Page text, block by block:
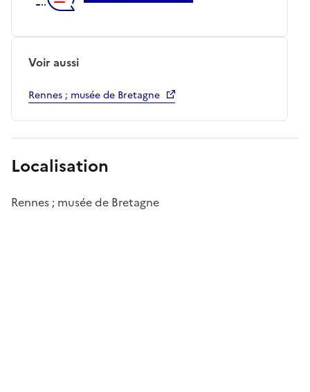
Voir aussi
Rennes ; musée de Bretagne
Localisation
Rennes ; musée de Bretagne